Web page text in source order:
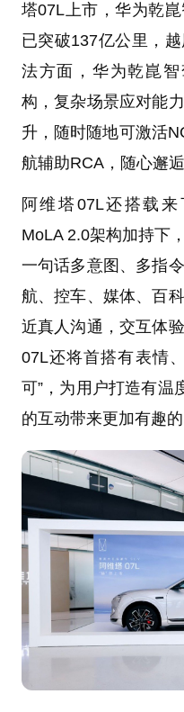
塔07L上市，华为乾
已突破137亿公里，
法方面，华为乾崑智
构，复杂场景应对能
升，随时随地可激活
航辅助RCA，随心邂逅
阿维塔07L还搭载
MoLA 2.0架构加持下
一句话多意图、多指
航、控车、媒体、百
近真人沟通，交互体
07L还将首搭有表情
可”，为用户打造有温
的互动带来更加有趣的